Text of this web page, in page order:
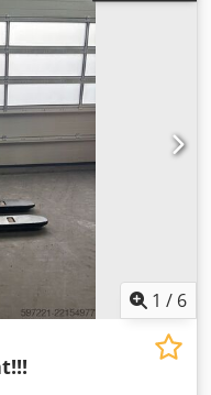
1 / 6